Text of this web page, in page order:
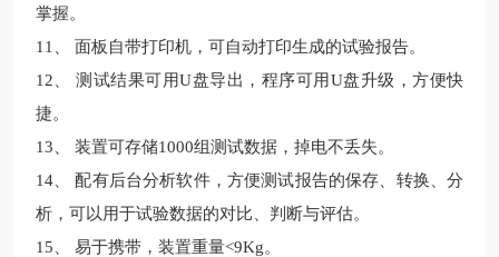
掌握。
11、 面板自带打印机，可自动打印生成的试验报告。
12、测试结果可用U盘导出，程序可用U盘升级，方便快
捷。
13、 装置可存储1000组测试数据，掉电不丢失。
14、 配有后台分析软件，方便测试报告的保存、转换、分
析，可以用于试验数据的对比、判断与评估。
15、 易于携带， 装置重量<9Kg。